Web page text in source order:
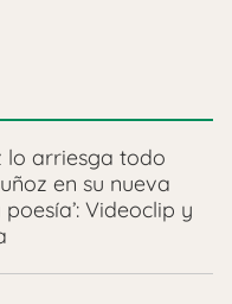
lo arriesga todo
en su nueva
poesía’: Videoclip y